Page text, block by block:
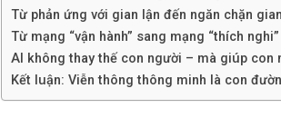
Từ phản ứng với gian lận đến ngăn chặn
Từ mạng “vận hành” sang mạng “thích
AI không thay thế con người – mà giúp con
Kết luận: Viễn thông thông minh là con